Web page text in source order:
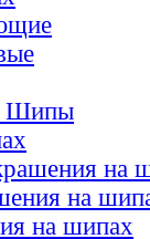
Шипы
на
на
на шипах